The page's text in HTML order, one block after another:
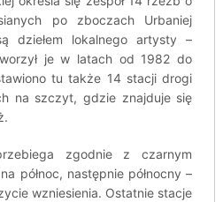
po zboczach Urbaniej
dziełem lokalnego artysty –
je w latach od 1982 do
tu także 14 stacji drogi
na szczyt, gdzie znajduje się
zgodnie z czarnym
północ, następnie północny –
wzniesienia. Ostatnie stacje